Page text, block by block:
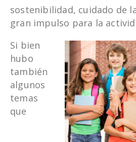
sostenibilidad, cuidado de
gran impulso para la
Si bien
hubo
también
algunos
temas
que